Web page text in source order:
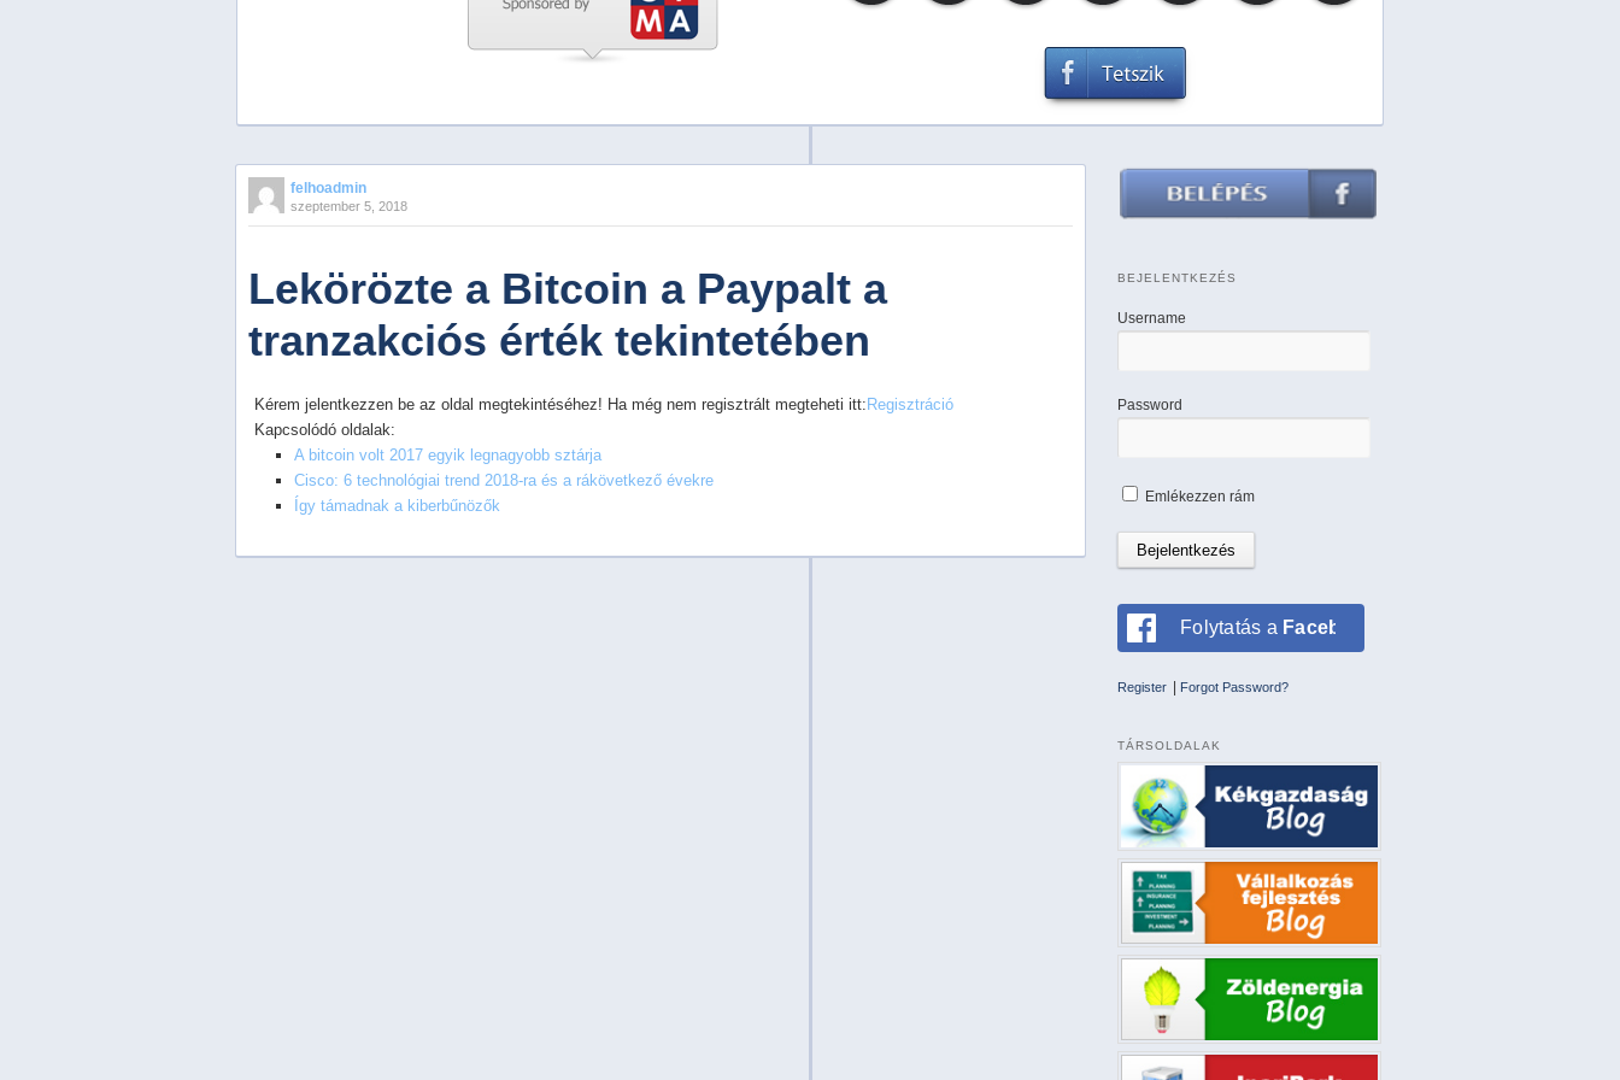
PreviousNextStop
2
5
felhoadmin
szeptember 5, 2018
Lekörözte a Bitcoin a Paypalt a
tranzakciós érték tekintetében
Kérem jelentkezzen be az oldal megtekintéséhez! Ha még nem regisztrált megteheti itt:Regisztráció
Kapcsolódó oldalak:
A bitcoin volt 2017 egyik legnagyobb sztárja
Cisco: 6 technológiai trend 2018-ra és a rákövetkező évekre
Így támadnak a kiberbűnözők
BEJELENTKEZÉS
Username
Password
Emlékezzen rám
Folytatás a Facebookkal
Register Forgot Password?
TÁRSOLDALAK